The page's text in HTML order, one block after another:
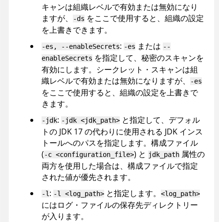
キャンは組織レベルで有効または無効になり
ますが、
-ds をここで使用すると、組織の設定
を上書きできます。
-es, --enableSecrets: -es または --
enableSecrets を指定して、秘密のスキャンを
有効にします。シークレット・スキャンは組
織レベルで有効または無効になりますが、
-es
をここで使用すると、組織の設定を上書きで
きます。
-jdk: -jdk <jdk_path> と指定して、デフォル
トの JDK 17 の代わりに使用される JDK インス
トールへのパスを指定します。構成ファイル
(-c <configuration_file>) と jdk_path 属性の
両方を使用した場合は、構成ファイルで指定
された値が優先されます。
-l : -l <log_path> と指定します。 <log_path>
にはログ・ファイルの保存先ディレクトリー
が入ります。